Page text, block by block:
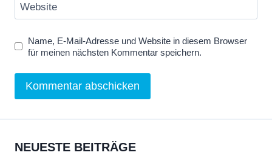
Website
Name, E-Mail-Adresse und Website in diesem Browser
für meinen nächsten Kommentar speichern.
NEUESTE BEITRÄGE